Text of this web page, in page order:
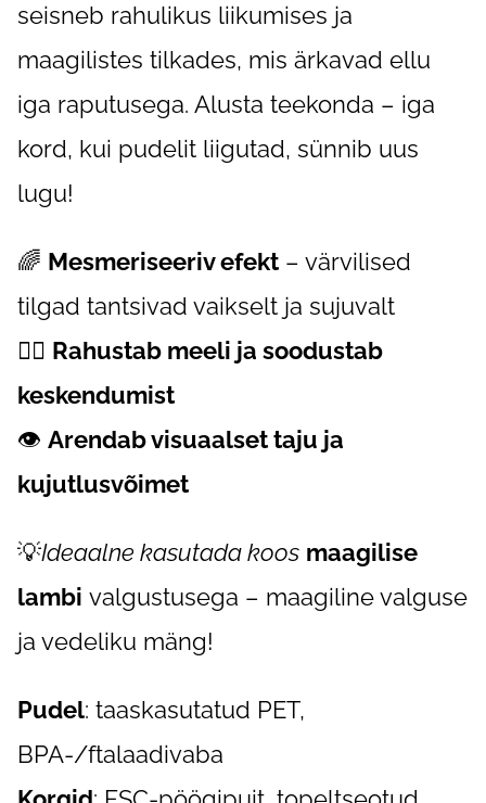
seisneb rahulikus liikumises ja
maagilistes tilkades, mis ärkavad ellu
iga raputusega. Alusta teekonda – iga
kord, kui pudelit liigutad, sünnib uus
lugu!
🌈 Mesmeriseeriv efekt – värvilised
tilgad tantsivad vaikselt ja sujuvalt
🧘‍♀️ Rahustab meeli ja soodustab
keskendumist
👁️ Arendab visuaalset taju ja
kujutlusvõimet
💡Ideaalne kasutada koos maagilise
lambi valgustusega – maagiline valguse
ja vedeliku mäng!
Pudel: taaskasutatud PET,
BPA‑/ftalaadivaba